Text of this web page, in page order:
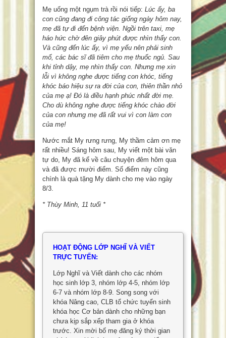
Mẹ uống một ngụm trà rồi nói tiếp: Lúc ấy, ba
con cũng đang đi công tác giống ngày hôm nay,
mẹ đã tự đi đến bệnh viện. Ngồi trên taxi, mẹ
háo hức chờ đên giây phút được nhìn thấy con.
Và cũng đến lúc ấy, vì mẹ yếu nên phải sinh
mổ, các bác sĩ đã tiêm cho mẹ thuốc ngủ. Sau
khi tỉnh dậy, mẹ nhìn thấy con. Nhưng mẹ xin
lỗi vì không nghe được tiếng con khóc, tiếng
khóc báo hiệu sự ra đời của con, thiên thần nhỏ
của mẹ ạ! Đó là điều hạnh phúc nhất đời mẹ.
Cho dù không nghe được tiếng khóc chào đời
của con nhưng mẹ đã rất vui vì con làm con
của mẹ!
Nước mắt My rưng rưng, My thầm cảm ơn mẹ
rất nhiều! Sáng hôm sau, My viết một bài văn
tự do, My đã kể về câu chuyện đêm hôm qua
và đã được mười điểm. Số điểm này cũng
chính là quà tặng My dành cho mẹ vào ngày
8/3.
* Thùy Minh, 11 tuổi *
HOẠT ĐỘNG LỚP NGHĨ VÀ VIẾT
TRỰC TUYẾN:
Lớp Nghĩ và Viết dành cho các nhóm
học sinh lớp 3, nhóm lớp 4-5, nhóm lớp
6-7 và nhóm lớp 8-9. Song song với
khóa Nâng cao, CLB tổ chức tuyển sinh
khóa học Cơ bản dành cho những bạn
chưa kịp sắp xếp tham gia ở khóa
trước. Xin mời bố mẹ đăng ký thời gian